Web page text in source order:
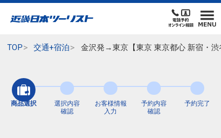
TOP 交通+宿泊 金沢発→東京【東京 東京都心 新宿・
商品選択
選択内容
確認
お客様情報
入力
予約内容
確認
予約完了